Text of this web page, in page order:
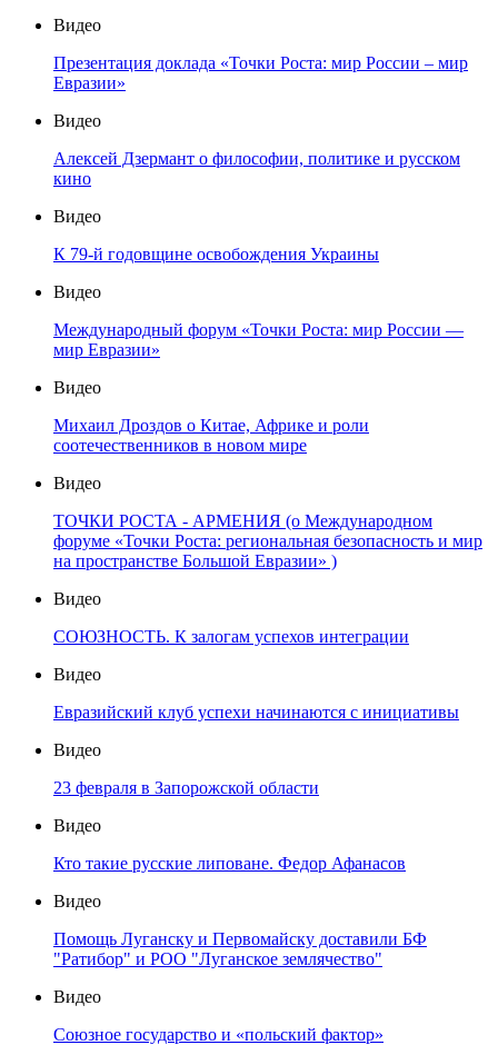
Видео
Презентация доклада «Точки Роста: мир России – мир
Евразии»
Видео
Алексей Дзермант о философии, политике и русском
кино
Видео
К 79-й годовщине освобождения Украины
Видео
Международный форум «Точки Роста: мир России —
мир Евразии»
Видео
Михаил Дроздов о Китае, Африке и роли
соотечественников в новом мире
Видео
ТОЧКИ РОСТА - АРМЕНИЯ (о Международном
форуме «Точки Роста: региональная безопасность и мир
на пространстве Большой Евразии» )
Видео
СОЮЗНОСТЬ. К залогам успехов интеграции
Видео
Евразийский клуб успехи начинаются с инициативы
Видео
23 февраля в Запорожской области
Видео
Кто такие русские липоване. Федор Афанасов
Видео
Помощь Луганску и Первомайску доставили БФ
"Ратибор" и РОО "Луганское землячество"
Видео
Союзное государство и «польский фактор»